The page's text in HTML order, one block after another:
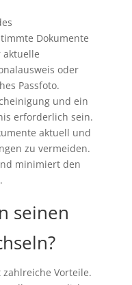
Dokumente
aktuelle
oder
Passfoto.
und ein
erforderlich sein.
aktuell und
zu vermeiden.
minimiert den
seinen
Vorteile.